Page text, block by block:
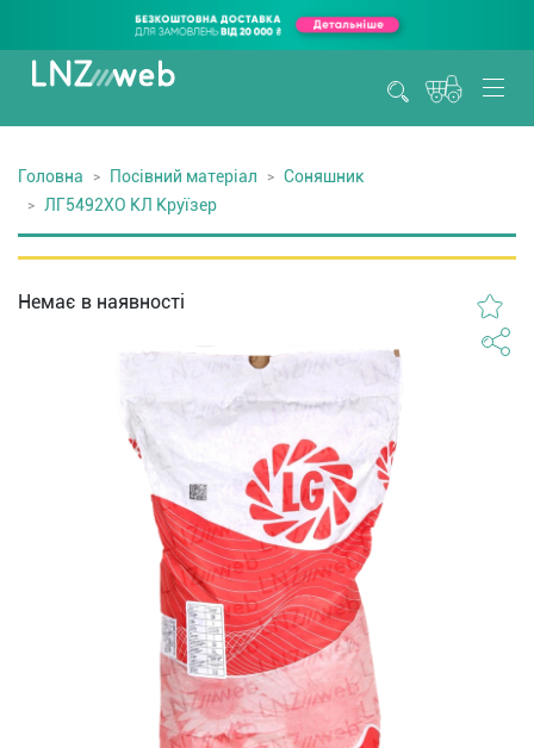
Головна Посівний матеріал
Соняшник
ЛГ5492ХО КЛ Круїзер
Немає в наявності